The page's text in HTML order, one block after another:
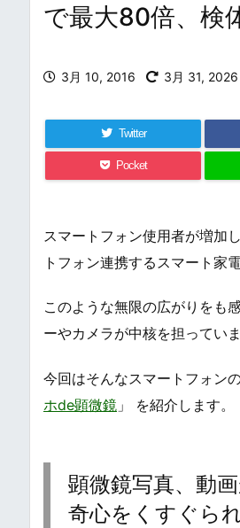
で最大80倍、検
3月 10, 2016 3月 31, 2026
Twitter
Pocket
スマートフォン使用者が増加
トフォン連携するスマート家
このような無限の広がりをも
ーやカメラが中核を担っていま
今回はそんなスマートフォン
ホde顕微鏡 」 を紹介します。
顕微鏡写真、動
奇心をくすぐら